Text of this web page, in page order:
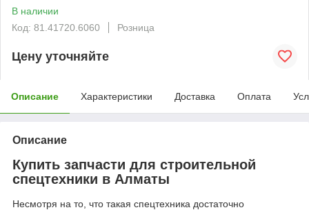
В наличии
Код: 81.41720.6060
Розница
Цену уточняйте
Описание Характеристики Доставка Оплата
Описание
Купить запчасти для строительной
спецтехники в Алматы
Несмотря на то, что такая спецтехника достаточно